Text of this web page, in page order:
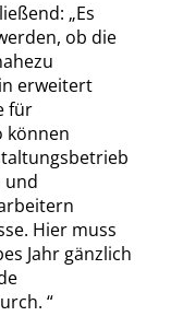
„Es
ob die
erweitert
für
können
und
Hier muss
Jahr gänzlich
“